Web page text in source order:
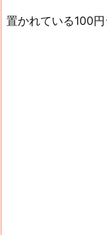
置かれている100円